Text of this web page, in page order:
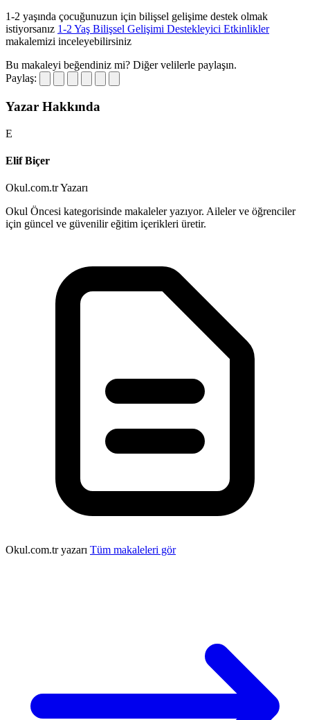
1-2 yaşında çocuğunuzun için bilişsel gelişime destek olmak
istiyorsanız 1-2 Yaş Bilişsel Gelişimi Destekleyici Etkinlikler
makalemizi inceleyebilirsiniz
Bu makaleyi beğendiniz mi? Diğer velilerle paylaşın.
Paylaş:
Yazar Hakkında
E
Elif Biçer
Okul.com.tr Yazarı
Okul Öncesi kategorisinde makaleler yazıyor. Aileler ve öğrenciler
için güncel ve güvenilir eğitim içerikleri üretir.
Okul.com.tr yazarı Tüm makaleleri gör